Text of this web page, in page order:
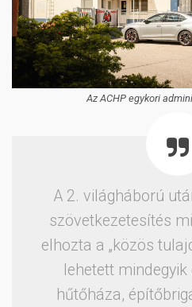
Az ACHP egykori
A 2. világháború
szövetkezetesítés
elhozta a „közös
lehetett
hűtőháza,